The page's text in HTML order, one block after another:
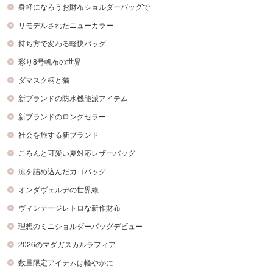
身軽になろうお財布ショルダーバッグで
リモデルされたニューカラー
持ち方で変わる軽快バッグ
彩り8号帆布の世界
ダマスク柄と猫
新ブランドの防水機能派アイテム
新ブランドのロングセラー
社会を旅する新ブランド
ころんと可愛い夏対応レザーバッグ
涼を詰め込んだカゴバッグ
オンダヴェルデの世界線
ヴィンテージレトロな新作財布
理想のミニショルダーバッグデビュー
2026のマダガスカルラフィア
数量限定アイテムは軽やかに